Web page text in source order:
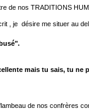
de nos TRADITIONS
, je désire me situer au
mais tu sais, tu ne
de nos confrères